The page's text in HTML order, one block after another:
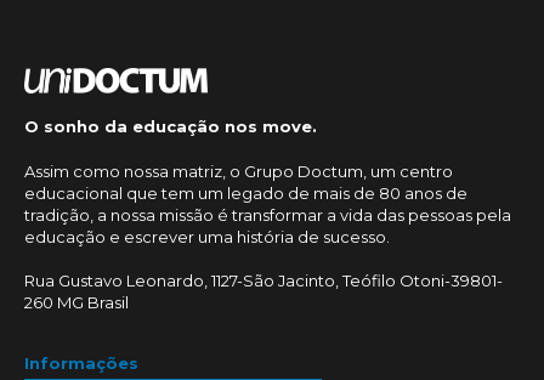
O sonho da educação nos move.
Assim como nossa matriz, o Grupo Doctum, um centro
educacional que tem um legado de mais de 80 anos de
tradição, a nossa missão é transformar a vida das pessoas pela
educação e escrever uma história de sucesso.
Rua Gustavo Leonardo, 1127-São Jacinto, Teófilo Otoni-39801-
260 MG Brasil
Informações